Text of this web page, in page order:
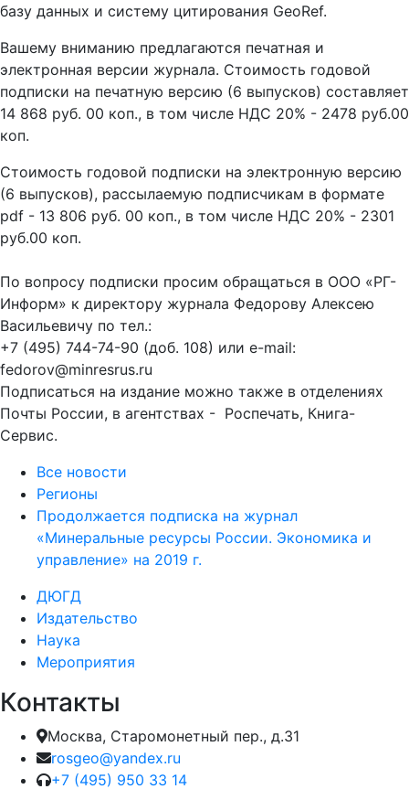
базу данных и систему цитирования GeoRef.
Вашему вниманию предлагаются печатная и
электронная версии журнала. Стоимость годовой
подписки на печатную версию (6 выпусков) составляет
14 868 руб. 00 коп., в том числе НДС 20% - 2478 руб.00
коп.
Стоимость годовой подписки на электронную версию
(6 выпусков), рассылаемую подписчикам в формате
pdf - 13 806 руб. 00 коп., в том числе НДС 20% - 2301
руб.00 коп.
По вопросу подписки просим обращаться в ООО «РГ-
Информ» к директору журнала Федорову Алексею
Васильевичу по тел.:
+7 (495) 744-74-90 (доб. 108) или е-mail:
fedorov@minresrus.ru
Подписаться на издание можно также в отделениях
Почты России, в агентствах - Роспечать, Книга-
Сервис.
Все новости
Регионы
Продолжается подписка на журнал
«Минеральные ресурсы России. Экономика и
управление» на 2019 г.
ДЮГД
Издательство
Наука
Мероприятия
Контакты
Москва, Старомонетный пер., д.31
rosgeo@yandex.ru
+7 (495) 950 33 14